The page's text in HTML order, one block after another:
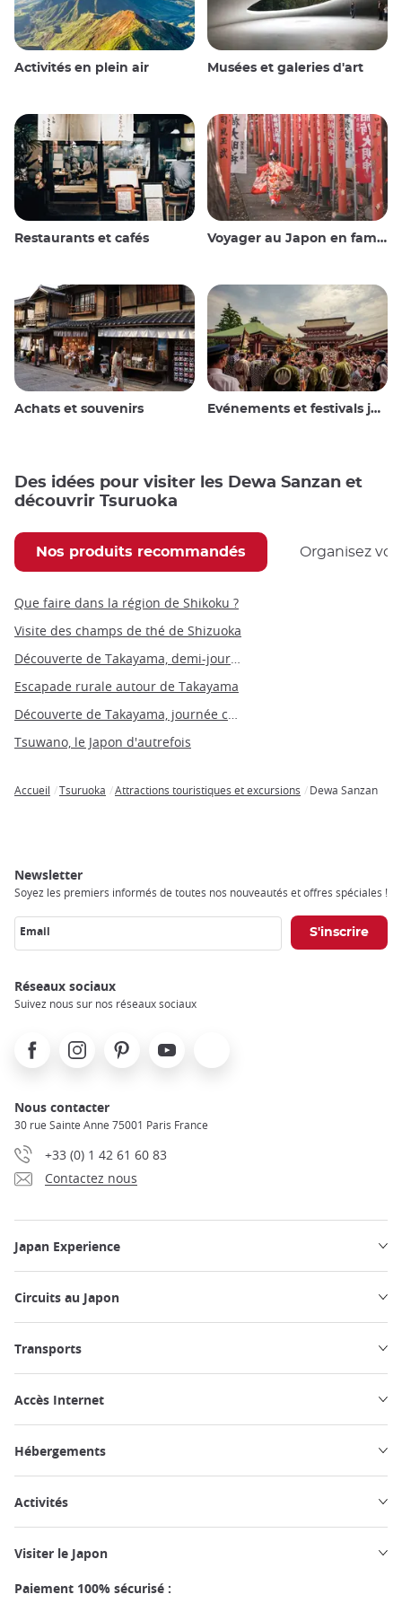
Activités en plein air Musées et galeries d'art
Restaurants et cafés Voyager au Japon en famille
Achats et souvenirs Evénements et festivals japonais
Des idées pour visiter les Dewa Sanzan et
découvrir Tsuruoka
Nos produits recommandés Organisez
Que faire dans la région de Shikoku ?
Visite des champs de thé de Shizuoka
Escapade rurale autour de Takayama
Tsuwano, le Japon d'autrefois
Accueil Tsuruoka Attractions touristiques et excursions Dewa Sanzan
Newsletter
Soyez les premiers informés de toutes nos nouveautés et offres spéciales !
Email
Réseaux sociaux
Suivez nous sur nos réseaux sociaux
FacebookInstagramPinterest Youtube
Nous contacter
30 rue Sainte Anne 75001 Paris France
+33 (0) 1 42 61 60 83
Contactez nous
Japan Experience
Circuits au Japon
Transports
Accès Internet
Hébergements
Activités
Visiter le Japon
Paiement 100% sécurisé :